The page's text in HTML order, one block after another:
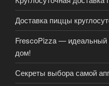
Доставка пиццы
FrescoPizza — идеальный
дом!
Секреты выбора самой